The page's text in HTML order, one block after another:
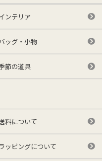
ンテリア
ッグ・小物
節の道具
料について
ッピングについて